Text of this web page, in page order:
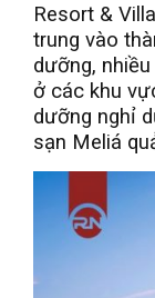
Resort &
trung vào
dưỡng,
ở các khu
dưỡng nghỉ
sạn Meliá